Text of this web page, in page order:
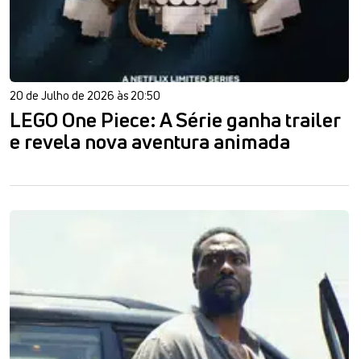
20 de Julho de 2026 às 20:50
LEGO One Piece: A Série ganha trailer
e revela nova aventura animada